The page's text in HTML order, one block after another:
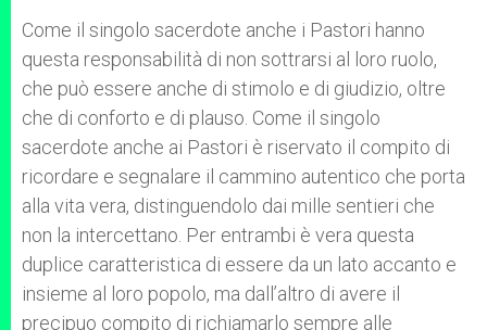
Come il singolo sacerdote anche i Pastori hanno
questa responsabilità di non sottrarsi al loro ruolo,
che può essere anche di stimolo e di giudizio, oltre
che di conforto e di plauso. Come il singolo
sacerdote anche ai Pastori è riservato il compito di
ricordare e segnalare il cammino autentico che porta
alla vita vera, distinguendolo dai mille sentieri che
non la intercettano. Per entrambi è vera questa
duplice caratteristica di essere da un lato accanto e
insieme al loro popolo, ma dall’altro di avere il
precipuo compito di richiamarlo sempre alle